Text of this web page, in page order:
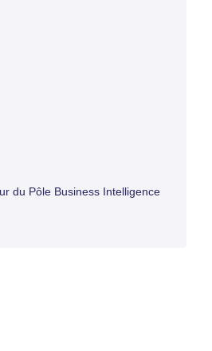
du Pôle Business Intelligence